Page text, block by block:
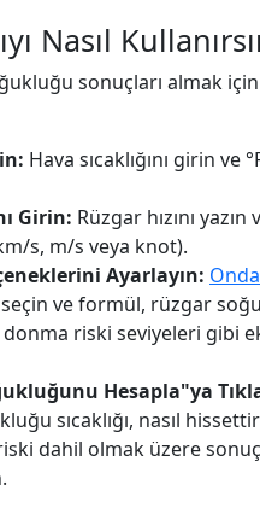
Nasıl
sonuçları almak
Hava sıcaklığını girin ve
Girin: Rüzgar hızını
s, m/s veya knot).
Ayarlayın:
seçin ve formül, rüzgar
riski seviyeleri gibi
Hesapla"ya
sıcaklığı, nasıl
dahil olmak üzere